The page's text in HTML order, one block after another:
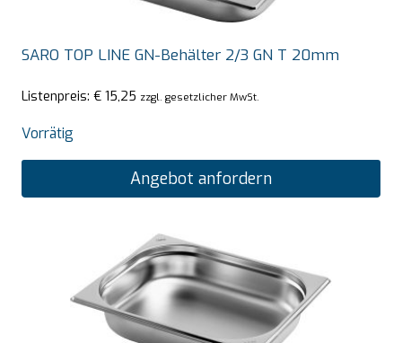
SARO TOP LINE GN-Behälter 2/3 GN T 20mm
Listenpreis: € 15,25 zzgl. gesetzlicher MwSt.
Vorrätig
Angebot anfordern